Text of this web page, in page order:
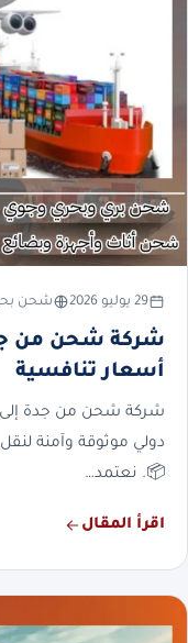
29 يوليو 2026 شحن
أسعار تنافسية
شركة شحن من جدة إلى
دولي موثوقة وآمنة
📦. نعتمد…
اقرأ المقال